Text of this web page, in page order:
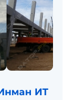
ИТ